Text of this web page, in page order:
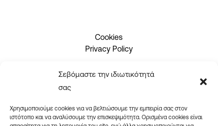
Σεβόμαστε την ιδιωτικότητά
σας
Χρησιμοποιούμε cookies για να βελτιώσουμε την εμπειρία σας στον
ιστότοπο και να αναλύσουμε την επισκεψιμότητα. Ορισμένα cookies είναι
Cookies
Privacy Policy
2310 465660
info@issueprint.gr|ipsilou@gmail.com